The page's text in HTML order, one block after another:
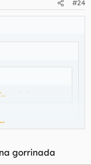
#24
todas esas
gorrinada